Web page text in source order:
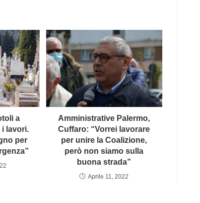
a
i lavori.
per
Amministrative Palermo,
Cuffaro: “Vorrei lavorare
per unire la Coalizione,
però non siamo sulla
buona strada”
Aprile 11, 2022